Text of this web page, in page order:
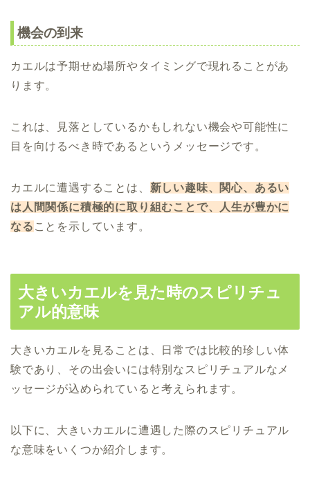
機会の到来
カエルは予期せぬ場所やタイミングで現れることがあ
ります。
これは、見落としているかもしれない機会や可能性に
目を向けるべき時であるというメッセージです。
カエルに遭遇することは、 新しい趣味、関心、あるい
は人間関係に積極的に取り組むことで、人生が豊かに
なる ことを示しています。
大きいカエルを見た時のスピリチュ
アル的意味
大きいカエルを見ることは、日常では比較的珍しい体
験であり、その出会いには特別なスピリチュアルなメ
ッセージが込められていると考えられます。
以下に、大きいカエルに遭遇した際のスピリチュアル
な意味をいくつか紹介します。